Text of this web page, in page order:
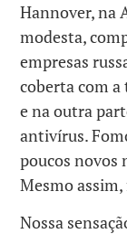
Hannover, na
modesta,
empresas
coberta com
e na outra
antivírus.
poucos novos
Mesmo
Nossa